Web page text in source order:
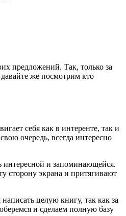
предложений. Так, только за
же посмотрим кто
себя как в интеренте, так и
очередь, всегда интересно
интересной и запоминающейся.
сторону экрана и притягивают
целую книгу, так как за
и сделаем полную базу